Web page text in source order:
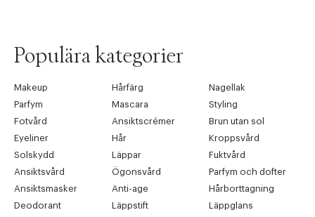
Populära kategorier
Makeup Hårfärg
Nagellak
Parfym
Mascara
Styling
Fotvård
Ansiktscrémer
Brun utan sol
Eyeliner
Hår
Kroppsvård
Solskydd
Läppar
Fuktvård
Ansiktsvård
Ögonsvård
Parfym och dofter
Ansiktsmasker
Anti-age
Hårborttagning
Deodorant
Läppstift
Läppglans